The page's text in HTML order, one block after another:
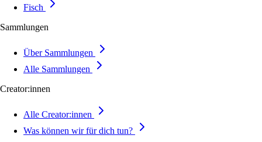
Fisch
Sammlungen
Über Sammlungen
Alle Sammlungen
Creator:innen
Alle Creator:innen
Was können wir für dich tun?